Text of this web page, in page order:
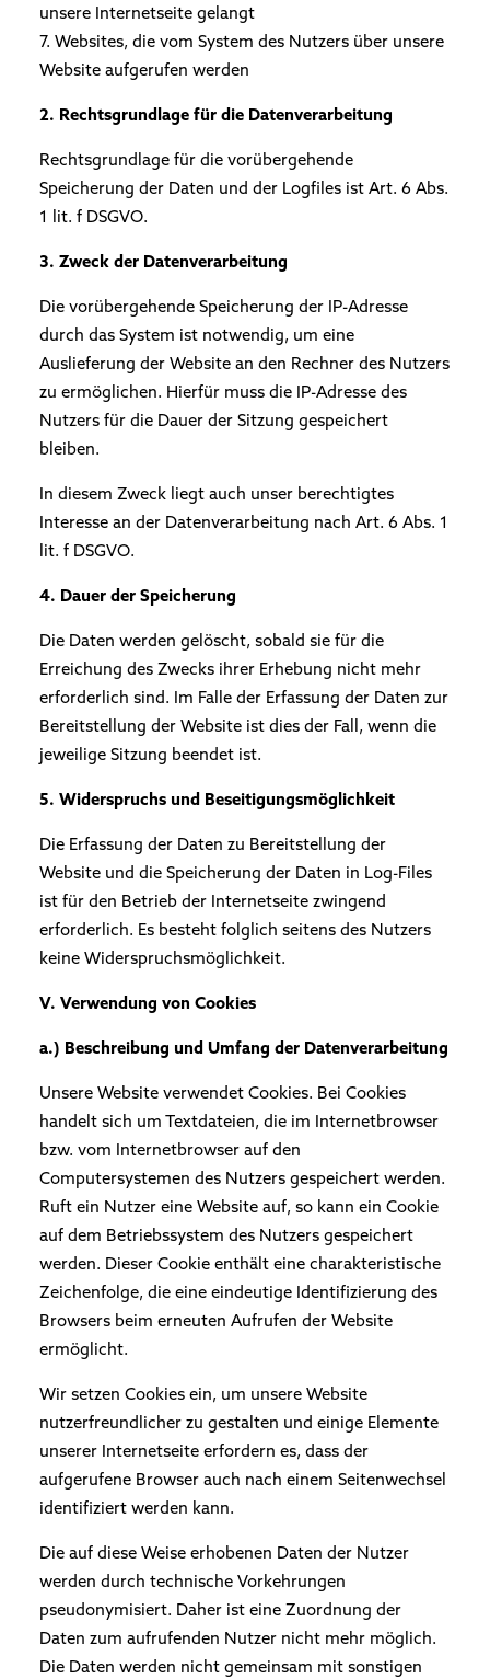
unsere Internetseite gelangt
7. Websites, die vom System des Nutzers über unsere
Website aufgerufen werden
2. Rechtsgrundlage für die Datenverarbeitung
Rechtsgrundlage für die vorübergehende
Speicherung der Daten und der Logfiles ist Art. 6 Abs.
1 lit. f DSGVO.
3. Zweck der Datenverarbeitung
Die vorübergehende Speicherung der IP-Adresse
durch das System ist notwendig, um eine
Auslieferung der Website an den Rechner des Nutzers
zu ermöglichen. Hierfür muss die IP-Adresse des
Nutzers für die Dauer der Sitzung gespeichert
bleiben.
In diesem Zweck liegt auch unser berechtigtes
Interesse an der Datenverarbeitung nach Art. 6 Abs. 1
lit. f DSGVO.
4. Dauer der Speicherung
Die Daten werden gelöscht, sobald sie für die
Erreichung des Zwecks ihrer Erhebung nicht mehr
erforderlich sind. Im Falle der Erfassung der Daten zur
Bereitstellung der Website ist dies der Fall, wenn die
jeweilige Sitzung beendet ist.
5. Widerspruchs und Beseitigungsmöglichkeit
Die Erfassung der Daten zu Bereitstellung der
Website und die Speicherung der Daten in Log-Files
ist für den Betrieb der Internetseite zwingend
erforderlich. Es besteht folglich seitens des Nutzers
keine Widerspruchsmöglichkeit.
V. Verwendung von Cookies
a.) Beschreibung und Umfang der Datenverarbeitung
Unsere Website verwendet Cookies. Bei Cookies
handelt sich um Textdateien, die im Internetbrowser
bzw. vom Internetbrowser auf den
Computersystemen des Nutzers gespeichert werden.
Ruft ein Nutzer eine Website auf, so kann ein Cookie
auf dem Betriebssystem des Nutzers gespeichert
werden. Dieser Cookie enthält eine charakteristische
Zeichenfolge, die eine eindeutige Identifizierung des
Browsers beim erneuten Aufrufen der Website
ermöglicht.
Wir setzen Cookies ein, um unsere Website
nutzerfreundlicher zu gestalten und einige Elemente
unserer Internetseite erfordern es, dass der
aufgerufene Browser auch nach einem Seitenwechsel
identifiziert werden kann.
Die auf diese Weise erhobenen Daten der Nutzer
werden durch technische Vorkehrungen
pseudonymisiert. Daher ist eine Zuordnung der
Daten zum aufrufenden Nutzer nicht mehr möglich.
Die Daten werden nicht gemeinsam mit sonstigen